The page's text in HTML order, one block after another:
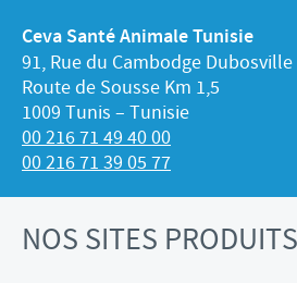
Ceva Santé Animale Tunisie
91, Rue du Cambodge Dubosville
Route de Sousse Km 1,5
1009 Tunis – Tunisie
00 216 71 49 40 00
00 216 71 39 05 77
NOS SITES PRODUITS